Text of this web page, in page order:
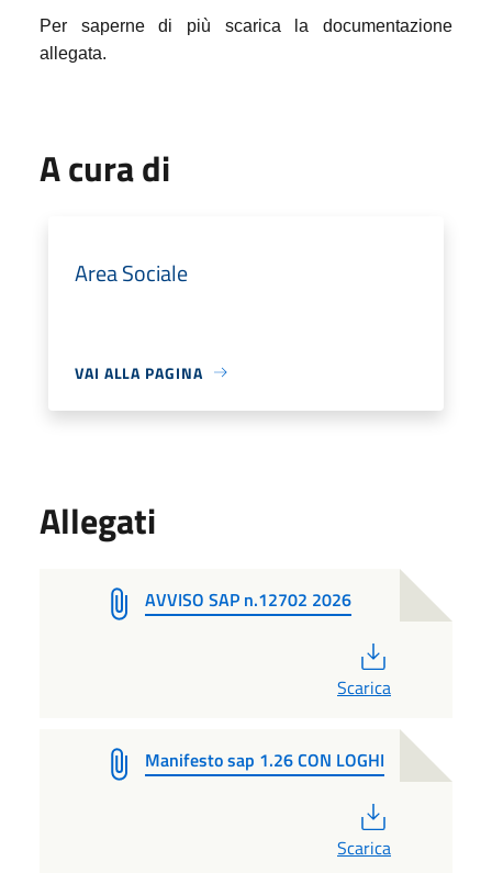
Per saperne di più scarica la documentazione
allegata.
A cura di
Area Sociale
VAI ALLA PAGINA
Allegati
AVVISO SAP n.12702 2026
Scarica
Manifesto sap 1.26 CON LOGHI
Scarica